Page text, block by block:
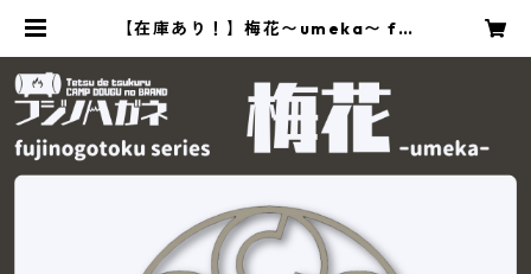
【在庫あり！】梅花〜umeka〜 fuj